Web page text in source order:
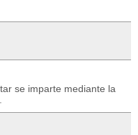
se imparte mediante la